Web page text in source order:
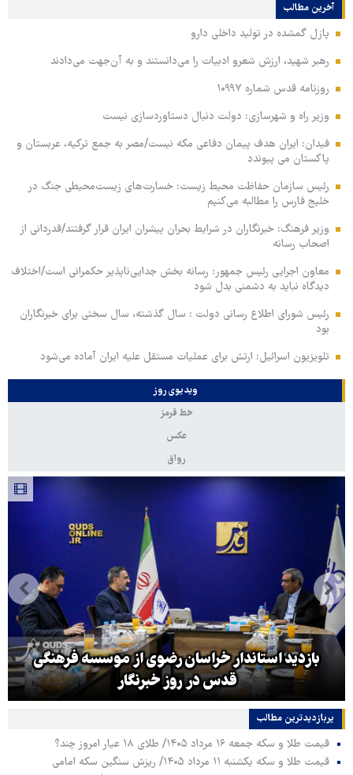
آخرین مطالب
پازل گمشده در تولید داخلی دارو
رهبر شهید، ارزش شعرو ادبیات را می‌دانستند و به آن‌جهت می‌دادند
روزنامه قدس شماره ۱۰۹۹۷
وزیر راه و شهرسازی: دولت دنبال دستاوردسازی نیست
فیدان: ایران هدف پیمان دفاعی مکه نیست/مصر به جمع ترکیه، عربستان و
پاکستان می پیوندد
رئیس سازمان حفاظت محیط زیست: خسارت‌های زیست‌محیطی جنگ در
خلیج فارس را مطالبه‌ می‌کنیم
وزیر فرهنگ: خبرنگاران در شرایط بحران پیشران ایران قرار گرفتند/قدردانی از
اصحاب رسانه
معاون اجرایی رئیس جمهور: رسانه بخش جدایی‌ناپذیر حکمرانی است/اختلاف
دیدگاه نباید به دشمنی بدل شود
رئیس شورای اطلاع رسانی دولت : سال گذشته، سال سختی برای خبرنگاران
بود
تلویزیون اسرائیل: ارتش برای عملیات مستقل علیه ایران آماده می‌شود
ویدیوی روز
خط قرمز
عکس
رواق
بازدید استاندار خراسان رضوی از موسسه فرهنگی
قدس در روز خبرنگار
پربازدیدترین‌ مطالب
قیمت طلا و سکه جمعه ۱۶ مرداد ۱۴۰۵/ طلای ۱۸ عیار امروز چند؟
قیمت طلا و سکه یکشنبه ۱۱ مرداد ۱۴۰۵/ ریزش سنگین سکه امامی